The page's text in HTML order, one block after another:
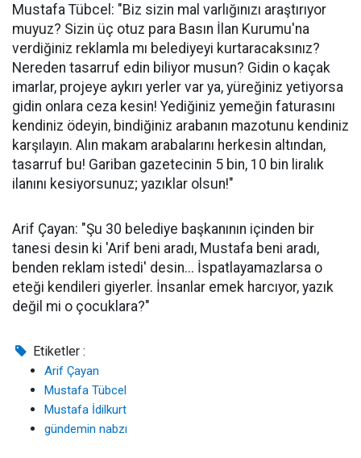
Mustafa Tübcel: "Biz sizin mal varlığınızı araştırıyor
muyuz? Sizin üç otuz para Basın İlan Kurumu'na
verdiğiniz reklamla mı belediyeyi kurtaracaksınız?
Nereden tasarruf edin biliyor musun? Gidin o kaçak
imarlar, projeye aykırı yerler var ya, yüreğiniz yetiyorsa
gidin onlara ceza kesin! Yediğiniz yemeğin faturasını
kendiniz ödeyin, bindiğiniz arabanın mazotunu kendiniz
karşılayın. Alın makam arabalarını herkesin altından,
tasarruf bu! Gariban gazetecinin 5 bin, 10 bin liralık
ilanını kesiyorsunuz; yazıklar olsun!"
Arif Çayan: "Şu 30 belediye başkanının içinden bir
tanesi desin ki 'Arif beni aradı, Mustafa beni aradı,
benden reklam istedi' desin... İspatlayamazlarsa o
eteği kendileri giyerler. İnsanlar emek harcıyor, yazık
değil mi o çocuklara?"
Etiketler :
Arif Çayan
Mustafa Tübcel
Mustafa İdilkurt
gündemin nabzı